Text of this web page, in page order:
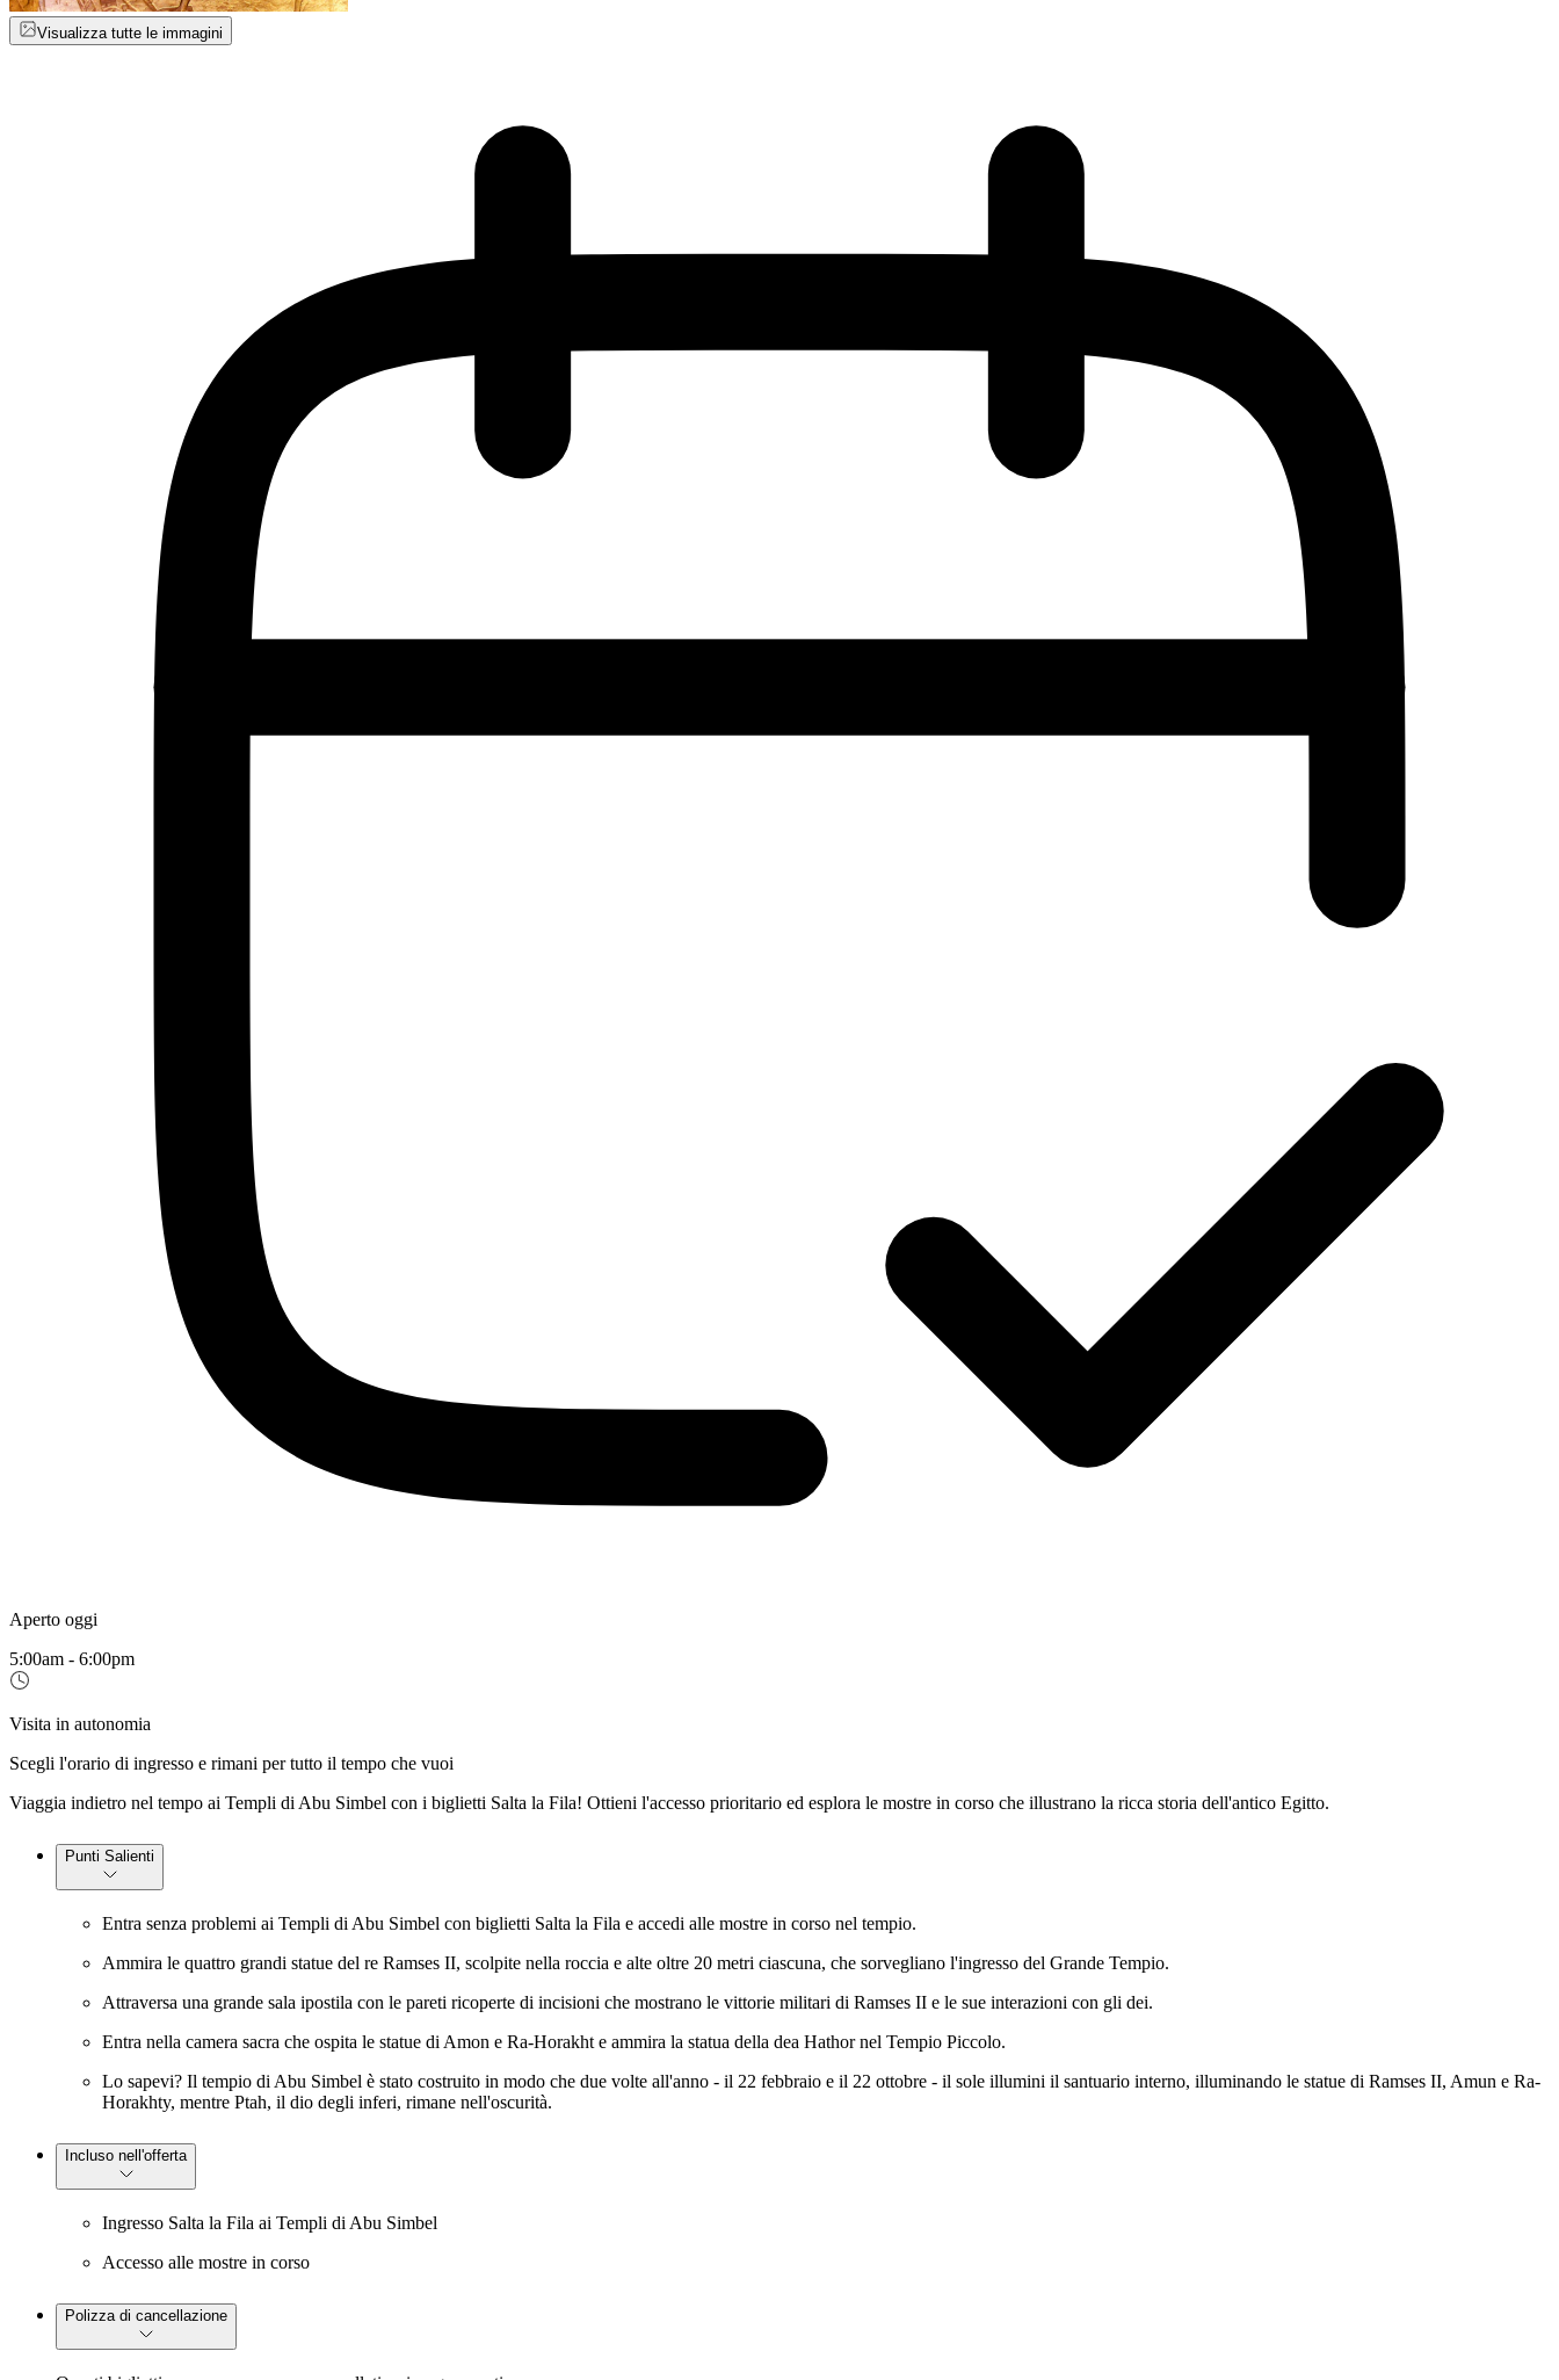
Visualizza tutte le immagini
Aperto oggi
5:00am - 6:00pm
Visita in autonomia
Scegli l'orario di ingresso e rimani per tutto il tempo che vuoi
Viaggia indietro nel tempo ai Templi di Abu Simbel con i biglietti Salta la Fila! Ottieni l'accesso prioritario ed esplora le mostre in corso che illustrano la ricca storia dell'antico Egitto.
Punti Salienti
Entra senza problemi ai Templi di Abu Simbel con biglietti Salta la Fila e accedi alle mostre in corso nel tempio.
Ammira le quattro grandi statue del re Ramses II, scolpite nella roccia e alte oltre 20 metri ciascuna, che sorvegliano l'ingresso del Grande Tempio.
Attraversa una grande sala ipostila con le pareti ricoperte di incisioni che mostrano le vittorie militari di Ramses II e le sue interazioni con gli dei.
Entra nella camera sacra che ospita le statue di Amon e Ra-Horakht e ammira la statua della dea Hathor nel Tempio Piccolo.
Lo sapevi? Il tempio di Abu Simbel è stato costruito in modo che due volte all'anno - il 22 febbraio e il 22 ottobre - il sole illumini il santuario interno, illuminando le statue di Ramses II, Amun e Ra-
Horakhty, mentre Ptah, il dio degli inferi, rimane nell'oscurità.
Incluso nell'offerta
Ingresso Salta la Fila ai Templi di Abu Simbel
Accesso alle mostre in corso
Polizza di cancellazione